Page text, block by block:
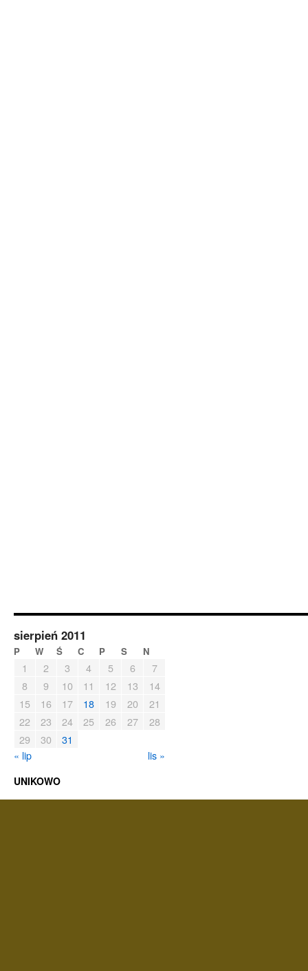
sierpień 2011
P W Ś C P S N
1 2 3 4 5 6
7
8
9 10 11 12 13
14
15
16 17 18 19 20
21
22
23 24 25 26 27
28
29
30
31
« lip
lis »
UNIKOWO